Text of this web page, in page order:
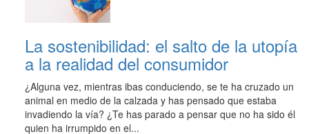
La sostenibilidad: el salto de la utopía
a la realidad del consumidor
¿Alguna vez, mientras ibas conduciendo, se te ha cruzado un
animal en medio de la calzada y has pensado que estaba
invadiendo la vía? ¿Te has parado a pensar que no ha sido él
quien ha irrumpido en el...